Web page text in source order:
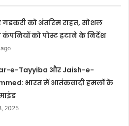
गडकरी को अंतरिम राहत, सोशल
कंपनियों को पोस्ट हटाने के निर्देश
e-Tayyiba और Jaish-e-
भारत में आतंकवादी हमलों के
2025